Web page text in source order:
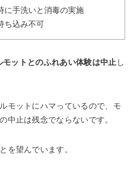
に手洗いと消毒の実施
ち込み不可
モットとのふれあい体験は中止 し
モットにハマっているので、モ
中止は残念でならないです。
を望んでいます。